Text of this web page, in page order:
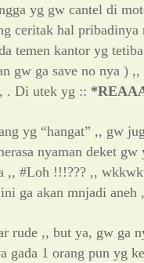
yg gw cantel di
ceritak hal
temen kantor yg
gw ga save no nya )
. Di utek yg ::
yg “hangat” ,, gw
nyaman deket
,, #Loh !!!??? ,,
ga akan mnjadi
rude ,, but ya, gw ga
gada 1 orang pun yg